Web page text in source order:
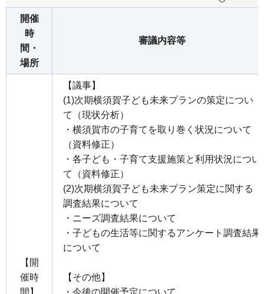
開催
時
間・
場所
審議内容等
【開
催時
間】
【議事】
(1)次期横須賀子ども未来プランの策定につい
て（現状分析）
・横須賀市の子育てを取り巻く状況について
（資料修正）
・各子ども・子育て支援施策と利用状況につい
て（資料修正）
(2)次期横須賀子ども未来プラン策定に関する
調査結果について
・ニーズ調査結果について
・子どもの生活等に関するアンケート調査結果
について
【その他】
・今後の開催予定について